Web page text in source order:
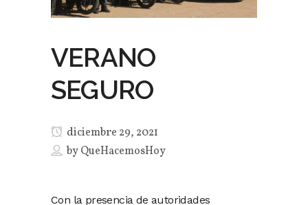
VERANO
SEGURO
diciembre 29, 2021
byQueHacemosHoy
Con la presencia de autoridades